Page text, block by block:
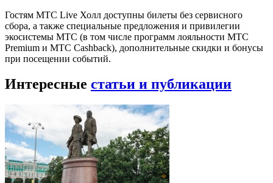
Гостям МТС Live Холл доступны билеты без сервисного
сбора, а также специальные предложения и привилегии
экосистемы МТС (в том числе программ лояльности МТС
Premium и МТС Cashback), дополнительные скидки и бонусы
при посещении событий.
Интересные статьи и публикации